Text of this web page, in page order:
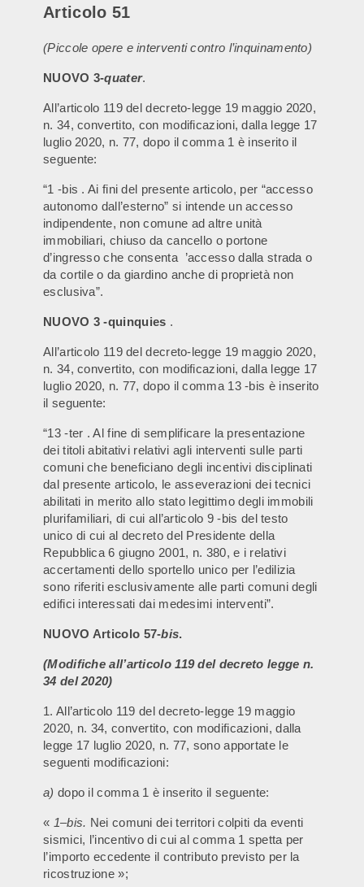
Articolo 51
(Piccole opere e interventi contro l’inquinamento)
NUOVO 3-quater.
All’articolo 119 del decreto-legge 19 maggio 2020,
n. 34, convertito, con modificazioni, dalla legge 17
luglio 2020, n. 77, dopo il comma 1 è inserito il
seguente:
“1 -bis . Ai fini del presente articolo, per “accesso
autonomo dall’esterno” si intende un accesso
indipendente, non comune ad altre unità
immobiliari, chiuso da cancello o portone
d’ingresso che consenta ’accesso dalla strada o
da cortile o da giardino anche di proprietà non
esclusiva”.
NUOVO 3 -quinquies .
All’articolo 119 del decreto-legge 19 maggio 2020,
n. 34, convertito, con modificazioni, dalla legge 17
luglio 2020, n. 77, dopo il comma 13 -bis è inserito
il seguente:
“13 -ter . Al fine di semplificare la presentazione
dei titoli abitativi relativi agli interventi sulle parti
comuni che beneficiano degli incentivi disciplinati
dal presente articolo, le asseverazioni dei tecnici
abilitati in merito allo stato legittimo degli immobili
plurifamiliari, di cui all’articolo 9 -bis del testo
unico di cui al decreto del Presidente della
Repubblica 6 giugno 2001, n. 380, e i relativi
accertamenti dello sportello unico per l’edilizia
sono riferiti esclusivamente alle parti comuni degli
edifici interessati dai medesimi interventi”.
NUOVO Articolo 57-bis.
(Modifiche all’articolo 119 del decreto legge n.
34 del 2020)
1. All’articolo 119 del decreto-legge 19 maggio
2020, n. 34, convertito, con modificazioni, dalla
legge 17 luglio 2020, n. 77, sono apportate le
seguenti modificazioni:
a) dopo il comma 1 è inserito il seguente:
« 1–bis. Nei comuni dei territori colpiti da eventi
sismici, l’incentivo di cui al comma 1 spetta per
l’importo eccedente il contributo previsto per la
ricostruzione »;